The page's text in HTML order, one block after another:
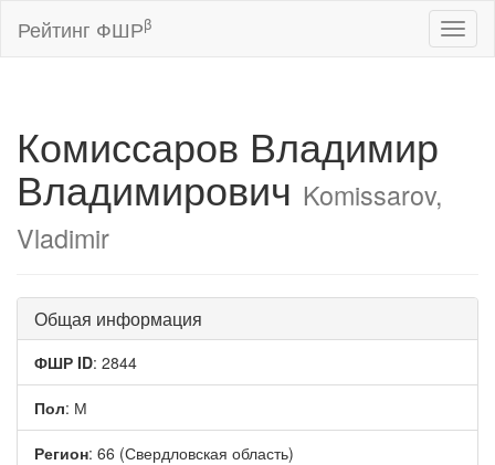
Рейтинг ФШРβ
Комиссаров Владимир
Владимирович Komissarov,
Vladimir
Общая информация
ФШР ID: 2844
Пол: М
Регион: 66 (Свердловская область)